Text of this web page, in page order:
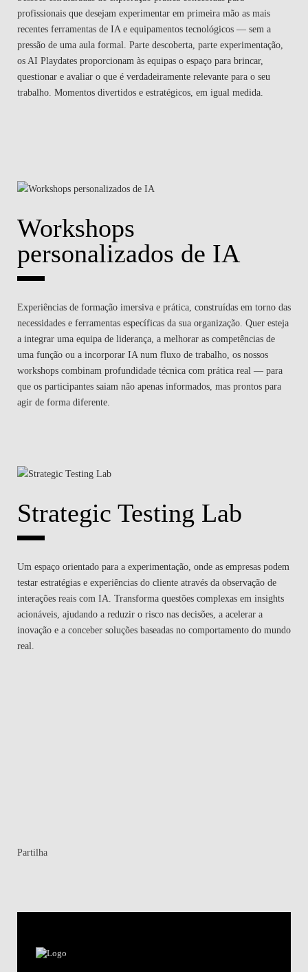
profissionais que desejam experimentar em primeira mão as mais
recentes ferramentas de IA e equipamentos tecnológicos — sem a
pressão de uma aula formal. Parte descoberta, parte experimentação,
os AI Playdates proporcionam às equipas o espaço para brincar,
questionar e avaliar o que é verdadeiramente relevante para o seu
trabalho. Momentos divertidos e estratégicos, em igual medida.
Workshops
personalizados de IA
Experiências de formação imersiva e prática, construídas em torno das
necessidades e ferramentas específicas da sua organização. Quer esteja
a integrar uma equipa de liderança, a melhorar as competências de
uma função ou a incorporar IA num fluxo de trabalho, os nossos
workshops combinam profundidade técnica com prática real — para
que os participantes saiam não apenas informados, mas prontos para
agir de forma diferente.
Strategic Testing Lab
Um espaço orientado para a experimentação, onde as empresas podem
testar estratégias e experiências do cliente através da observação de
interações reais com IA. Transforma questões complexas em insights
acionáveis, ajudando a reduzir o risco nas decisões, a acelerar a
inovação e a conceber soluções baseadas no comportamento do mundo
real.
Partilha